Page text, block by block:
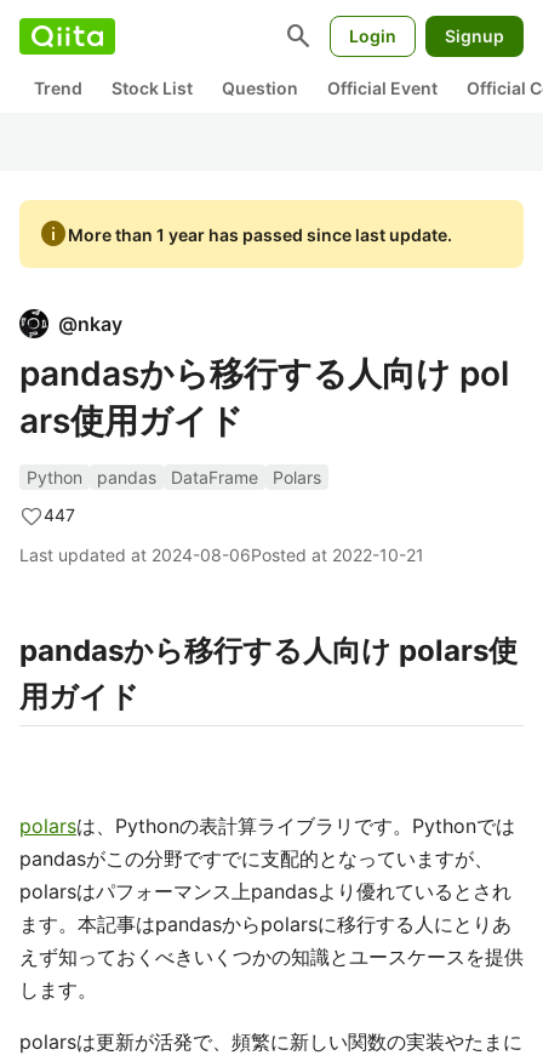
search Login Signup
Trend Stock List Question Official Event Official
infoMore than 1 year has passed since last update.
@nkay
pandasから移行する人向け pol
ars使用ガイド
Python pandas DataFrame
Polars
447
Last updated at 2024-08-06Posted at 2022-10-21
pandasから移行する人向け polars使
用ガイド
polarsは、Pythonの表計算ライブラリです。Pythonでは
pandasがこの分野ですでに支配的となっていますが、
polarsはパフォーマンス上pandasより優れているとされ
ます。本記事はpandasからpolarsに移行する人にとりあ
えず知っておくべきいくつかの知識とユースケースを提供
します。
polarsは更新が活発で、頻繁に新しい関数の実装やたまに